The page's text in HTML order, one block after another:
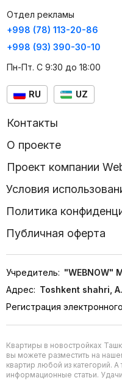
Отдел рекламы
+998 (78) 113-20-86
+998 (93) 390-30-10
Пн-Пт. С 9:30 до 18:00
RU UZ
Контакты
О проекте
Проект компании
Условия
Политика
Публичная оферта
Учредитель: "WEBNOW"
Адрес: Toshkent shahri,
Регистрация
Квартиры в новостройках
вы можете разместить на
квартир любой из категорий.
информационные статьи.